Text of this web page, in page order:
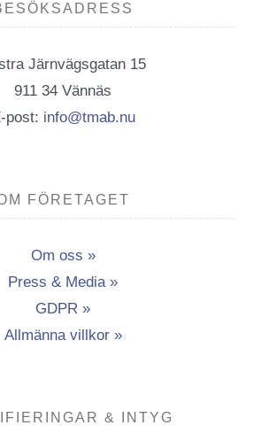
Järnvägsgatan 15
911 34 Vännäs
post: info@tmab.nu
FÖRETAGET
Om oss »
Press & Media »
GDPR »
Allmänna villkor »
& INTYG